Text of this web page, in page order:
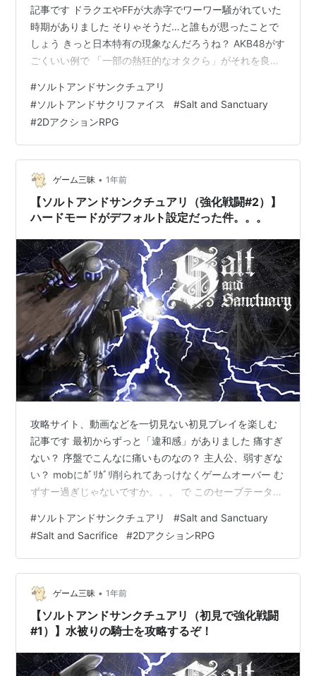
記事です ドラクエやFFが大赤字でワーワー騒がれていた
時期がありました そりゃそうだ…と誰もが思ったことで
しょう きっと日本特有の現象なんだろうね？ AKB48がす
ごくいい例で 「一部の熱狂的なオタクら」がそれを良し
とを良しとして ゆえに、進化しない、変化しない まった
く同じコトを延々とこすってこすってこすってこすって
そうしている間に外の世界たちは進化し変化し前に進ん
でいく そうして「それ」だけが一人取り残される ソルト
とか関係無しに ドラクエは「ダーケストダンジョン（も
しくはサーカスエレク…
#ソルトアンドサンクチュアリ
#ソルトアンドサクリファイス #Salt and Sanctuary
#2DアクションRPG
ゲーム三昧 • 1年前
【ソルトアンドサンクチュアリ（強化戦闘#2）】
ハードモードがデフォルト設定だった件。。。
攻略サイト、動画などを一切見ない初見プレイを楽しむ
記事です 最初からずっと「違和感」がありました 痛すぎ
ない？ 序盤でこんなに痛いものなの？ 主人公、弱すぎな
い？ mobにｶﾞﾘｶﾞﾘ削られてあっけなくゲームオーバー む
ずすー過ぎじゃないですか。。。 で このセーブテータと
るようじゃあ 魔法使いとか盗賊とか、紙やん？ 気になっ
て別のデータで「盗賊」を作って遊ぼうと思い立ちまし
た するとそのとき、キャラクターメイクのシーン ゲーム
モード：強化戦闘そんなのあったんだ… 灰色表示だった
ので、２周目以降に機能する項目だと思っていてノータ
ッチでした ク…
#ソルトアンドサンクチュアリ #Salt and Sanctuary
#Salt and Sacrifice #2DアクションRPG
ゲーム三昧 • 1年前
【ソルトアンドサンクチュアリ（初見で強化戦闘
#1）】水被りの騎士を攻略するぞ！